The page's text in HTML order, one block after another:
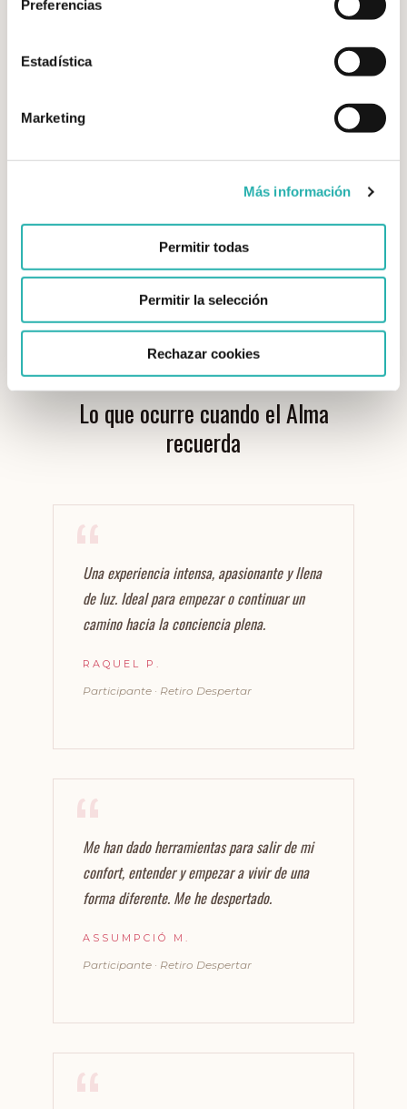
Preferencias
Estadística
Marketing
Más información
Permitir todas
Permitir la selección
Rechazar cookies
PARTICIPANTE DE LA 70º
VOCES DEL CAMINO
Lo que ocurre cuando el Alma
recuerda
Una experiencia intensa, apasionante y llena
de luz. Ideal para empezar o continuar un
camino hacia la conciencia plena.
RAQUEL P.
Participante · Retiro Despertar
Me han dado herramientas para salir de mi
confort, entender y empezar a vivir de una
forma diferente. Me he despertado.
ASSUMPCIÓ M.
Participante · Retiro Despertar